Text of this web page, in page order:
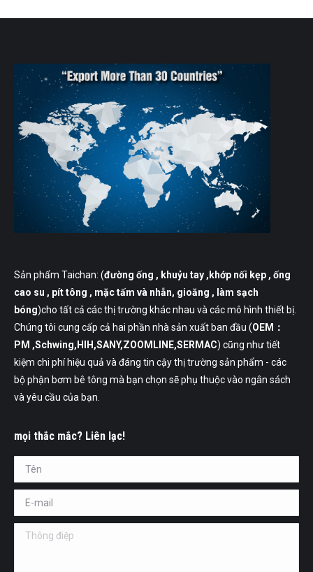
Sản phẩm Taichan: (đường ống , khuỷu tay ,khớp nối kẹp , ống
cao su , pít tông , mặc tấm và nhẫn, gioăng , làm sạch
bóng)cho tất cả các thị trường khác nhau và các mô hình thiết bị.
Chúng tôi cung cấp cả hai phần nhà sản xuất ban đầu (OEM：
PM ,Schwing,HIH,SANY,ZOOMLINE,SERMAC) cũng như tiết
kiệm chi phí hiệu quả và đáng tin cậy thị trường sản phẩm - các
bộ phận bơm bê tông mà bạn chọn sẽ phụ thuộc vào ngân sách
và yêu cầu của bạn.
mọi thắc mắc? Liên lạc!
Tên *
E-mail *
Thông điệp